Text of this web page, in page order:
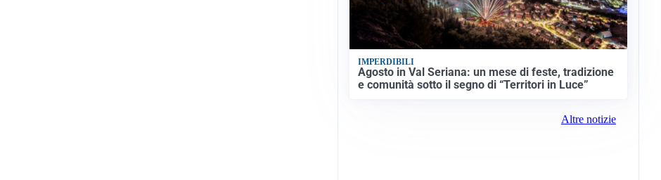
IMPERDIBILI
Agosto in Val Seriana: un mese di feste, tradizione
e comunità sotto il segno di “Territori in Luce”
Altre notizie